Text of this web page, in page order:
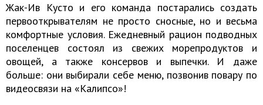
Жак-Ив Кусто и его команда постарались создать
первооткрывателям не просто сносные, но и весьма
комфортные условия. Ежедневный рацион подводных
поселенцев состоял из свежих морепродуктов и
овощей, а также консервов и выпечки. И даже
больше: они выбирали себе меню, позвонив повару по
видеосвязи на «Калипсо»!